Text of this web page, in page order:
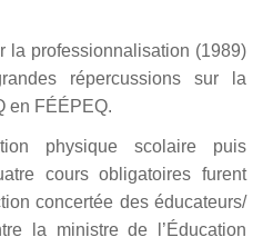
la professionnalisation (1989)
répercussions sur la
en FÉÉPEQ.
physique scolaire puis
cours obligatoires furent
concertée des éducateurs/
la ministre de l’Éducation